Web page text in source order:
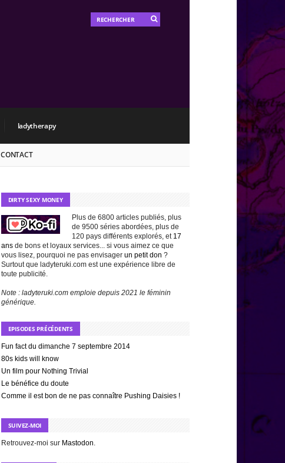
ladytherapy
CONTACT
DIRTY SEXY MONEY
Plus de 6800 articles publiés, plus
de 9500 séries abordées, plus de
120 pays différents explorés, et 17
ansde bons et loyaux services... si vous aimez ce que
vous lisez, pourquoi ne pas envisager un petit don ?
Surtout que ladyteruki.com est une expérience libre de
toute publicité.
Note : ladyteruki.com emploie depuis 2021 le féminin
générique.
EPISODES PRÉCÉDENTS
Fun fact du dimanche 7 septembre 2014
80s kids will know
Un film pour Nothing Trivial
Le bénéfice du doute
Comme il est bon de ne pas connaître Pushing Daisies !
SUIVEZ-MOI
Retrouvez-moi sur Mastodon